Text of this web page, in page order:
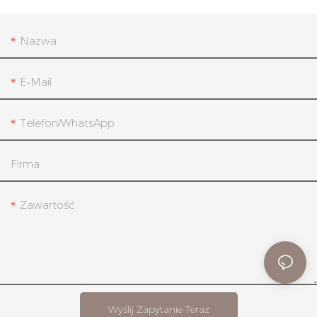
Nazwa
E-Mail
Telefon/WhatsApp
Firma
Zawartość
Wyślij Zapytanie Teraz